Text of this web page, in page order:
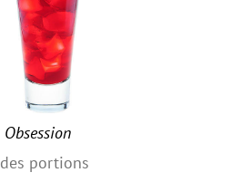
Obsession
des portions